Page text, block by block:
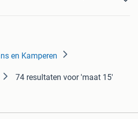
en Kamperen
74 resultaten voor 'maat 15'